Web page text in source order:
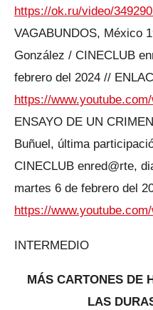
https://ok.ru/video/
VAGABUNDOS, México
González / CINECLUB
febrero del 2024 //
https://
ENSAYO DE UN
Buñuel, última
CINECLUB enred@rte,
martes 6 de febrero del
https://
INTERMEDIO
MÁS CARTONES DE
LAS